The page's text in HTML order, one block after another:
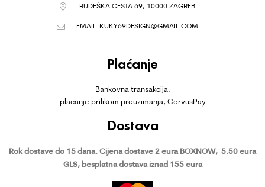
RUDEŠKA CESTA 69, 10000 ZAGREB
EMAIL: KUKY69DESIGN@GMAIL.COM
Plaćanje
Bankovna transakcija,
plaćanje prilikom preuzimanja, CorvusPay
Dostava
Rok dostave do 15 dana. Cijena dostave 2 eura BOXNOW, 5.50 eura
GLS, besplatna dostava iznad 155 eura